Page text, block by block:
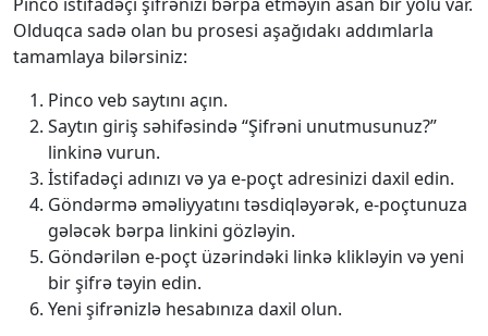
Olduqca sadə olan bu prosesi aşağıdakı addımlarla
tamamlaya bilərsiniz:
Pinco veb saytını açın.
Saytın giriş səhifəsində “Şifrəni unutmusunuz?”
linkinə vurun.
İstifadəçi adınızı və ya e-poçt adresinizi daxil edin.
Göndərmə əməliyyatını təsdiqləyərək, e-poçtunuza
gələcək bərpa linkini gözləyin.
Göndərilən e-poçt üzərindəki linkə klikləyin və yeni
bir şifrə təyin edin.
Yeni şifrənizlə hesabınıza daxil olun.